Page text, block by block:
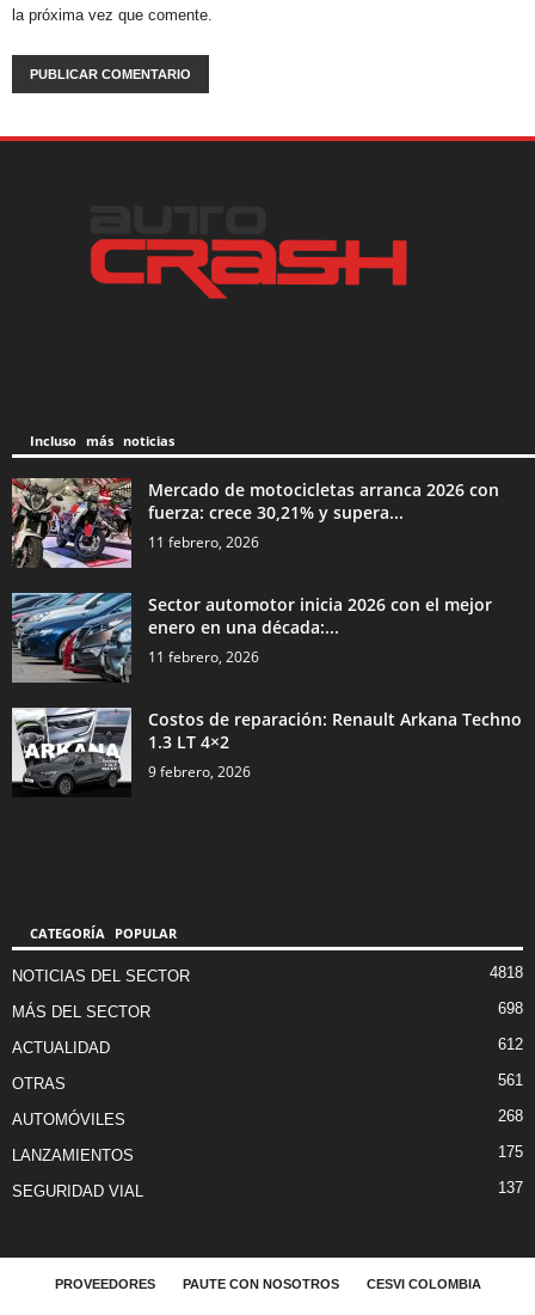
la próxima vez que comente.
Incluso más noticias
Mercado de motocicletas arranca 2026 con
fuerza: crece 30,21% y supera...
11 febrero, 2026
Sector automotor inicia 2026 con el mejor
enero en una década:...
11 febrero, 2026
Costos de reparación: Renault Arkana Techno
1.3 LT 4×2
9 febrero, 2026
CATEGORÍA POPULAR
NOTICIAS DEL SECTOR 4818
MÁS DEL SECTOR 698
ACTUALIDAD 612
OTRAS 561
AUTOMÓVILES 268
LANZAMIENTOS 175
SEGURIDAD VIAL 137
PROVEEDORES PAUTE CON NOSOTROS CESVI COLOMBIA